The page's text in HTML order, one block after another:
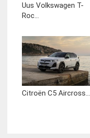
Uus Volkswagen T-
Roc...
Citroën C5 Aircross...